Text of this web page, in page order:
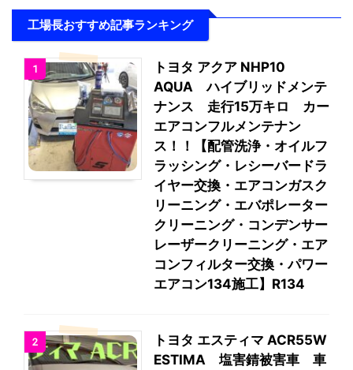
工場長おすすめ記事ランキング
1
トヨタ アクア NHP10
AQUA ハイブリッドメンテ
ナンス 走行15万キロ カー
エアコンフルメンテナン
ス！！【配管洗浄・オイルフ
ラッシング・レシーバードラ
イヤー交換・エアコンガスク
リーニング・エバポレーター
クリーニング・コンデンサー
レーザークリーニング・エア
コンフィルター交換・パワー
エアコン134施工】R134
2
トヨタ エスティマ ACR55W
ESTIMA 塩害錆被害車 車